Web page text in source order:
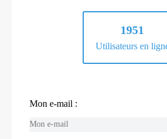
1951
Utilisateurs en
Mon e-mail :